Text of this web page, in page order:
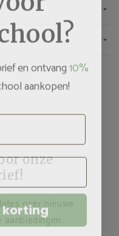
onze
over nieuwe
en ontvang10%
aankopen!
korting